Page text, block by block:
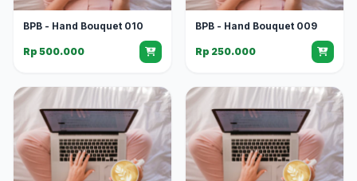
BPB - Hand Bouquet 010
Rp 500.000
BPB - Hand Bouquet 009
Rp 250.000